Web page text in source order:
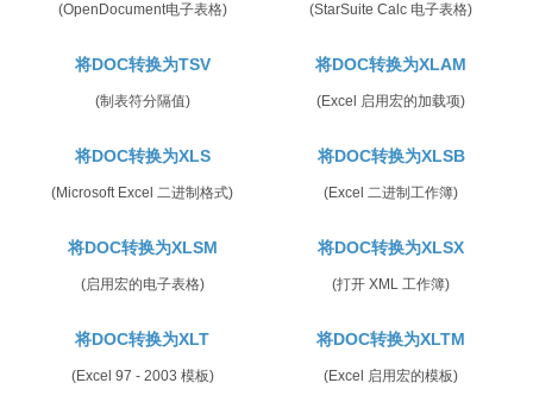
(OpenDocument电子表格) (StarSuite Calc 电子表格)
将DOC转换为TSV
(制表符分隔值)
将DOC转换为XLAM
(Excel 启用宏的加载项)
将DOC转换为XLS
(Microsoft Excel 二进制格式)
将DOC转换为XLSB
(Excel 二进制工作簿)
将DOC转换为XLSM
(启用宏的电子表格)
将DOC转换为XLSX
(打开 XML 工作簿)
将DOC转换为XLT
(Excel 97 - 2003 模板)
将DOC转换为XLTM
(Excel 启用宏的模板)